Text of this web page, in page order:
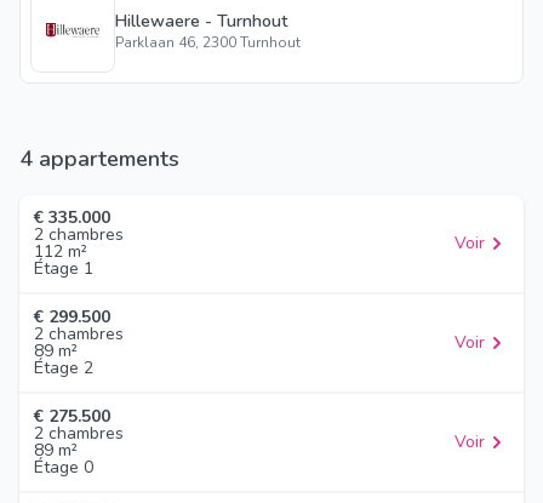
Hillewaere - Turnhout
Parklaan 46, 2300 Turnhout
4 appartements
€ 335.000
2 chambres
112 m²
Étage 1
Voir
€ 299.500
2 chambres
89 m²
Étage 2
Voir
€ 275.500
2 chambres
89 m²
Étage 0
Voir